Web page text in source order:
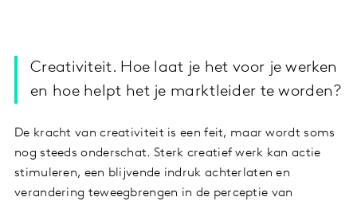
Creativiteit. Hoe laat je het voor je werken
en hoe helpt het je marktleider te worden?
De kracht van creativiteit is een feit, maar wordt soms
nog steeds onderschat. Sterk creatief werk kan actie
stimuleren, een blijvende indruk achterlaten en
verandering teweegbrengen in de perceptie van